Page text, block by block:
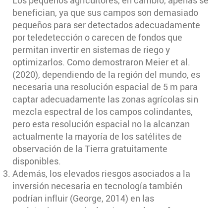
benefician, ya que sus campos son demasiado
pequeños para ser detectados adecuadamente
por teledetección o carecen de fondos que
permitan invertir en sistemas de riego y
optimizarlos. Como demostraron Meier et al.
(2020), dependiendo de la región del mundo, es
necesaria una resolución espacial de 5 m para
captar adecuadamente las zonas agrícolas sin
mezcla espectral de los campos colindantes,
pero esta resolución espacial no la alcanzan
actualmente la mayoría de los satélites de
observación de la Tierra gratuitamente
disponibles.
Además, los elevados riesgos asociados a la
inversión necesaria en tecnología también
podrían influir (George, 2014) en las